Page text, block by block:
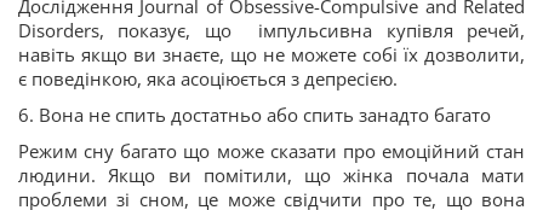
Дослідження Journal of Obsessive-Compulsive and Related
Disorders, показує, що імпульсивна купівля речей,
навіть якщо ви знаєте, що не можете собі їх дозволити,
є поведінкою, яка асоціюється з депресією.
6. Вона не спить достатньо або спить занадто багато
Режим сну багато що може сказати про емоційний стан
людини. Якщо ви помітили, що жінка почала мати
проблеми зі сном, це може свідчити про те, що вона